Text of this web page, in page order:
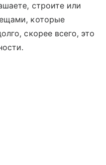
строите или
которые
скорее всего, это